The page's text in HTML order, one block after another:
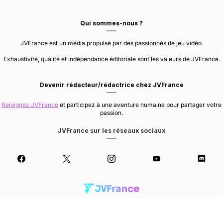
Qui sommes-nous ?
JVFrance est un média propulsé par des passionnés de jeu vidéo.
Exhaustivité, qualité et indépendance éditoriale sont les valeurs de JVFrance.
Devenir rédacteur/rédactrice chez JVFrance
Rejoignez JVFrance et participez à une aventure humaine pour partager votre
passion.
JVFrance sur les réseaux sociaux